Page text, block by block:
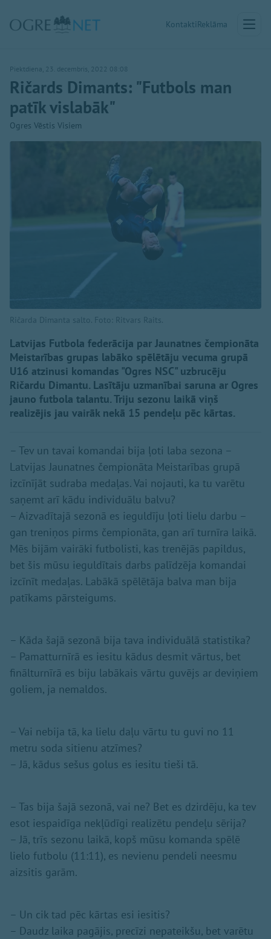
KontaktiReklāma
Piektdiena, 23. decembris, 2022 08:08
Ričards Dimants: "Futbols man
patīk vislabāk"
Ogres Vēstis Visiem
Ričarda Dimanta salto. Foto: Ritvars Raits.
Latvijas Futbola federācija par Jaunatnes čempionāta
Meistarības grupas labāko spēlētāju vecuma grupā
U16 atzinusi komandas "Ogres NSC" uzbrucēju
Ričardu Dimantu. Lasītāju uzmanībai saruna ar Ogres
jauno futbola talantu. Triju sezonu laikā viņš
realizējis jau vairāk nekā 15 pendeļu pēc kārtas.
– Tev un tavai komandai bija ļoti laba sezona –
Latvijas Jaunatnes čempionāta Meistarības grupā
izcīnījāt sudraba medaļas. Vai nojauti, ka tu varētu
saņemt arī kādu individuālu balvu?
– Aizvadītajā sezonā es ieguldīju ļoti lielu darbu –
gan treniņos pirms čempionāta, gan arī turnīra laikā.
Mēs bijām vairāki futbolisti, kas trenējās papildus,
bet šis mūsu ieguldītais darbs palīdzēja komandai
izcīnīt medaļas. Labākā spēlētāja balva man bija
patīkams pārsteigums.
– Kāda šajā sezonā bija tava individuālā statistika?
– Pamatturnīrā es iesitu kādus desmit vārtus, bet
finālturnīrā es biju labākais vārtu guvējs ar deviņiem
goliem, ja nemaldos.
– Vai nebija tā, ka lielu daļu vārtu tu guvi no 11
metru soda sitienu atzīmes?
– Jā, kādus sešus golus es iesitu tieši tā.
– Tas bija šajā sezonā, vai ne? Bet es dzirdēju, ka tev
esot iespaidīga nekļūdīgi realizētu pendeļu sērija?
– Jā, trīs sezonu laikā, kopš mūsu komanda spēlē
lielo futbolu (11:11), es nevienu pendeli neesmu
aizsitis garām.
– Un cik tad pēc kārtas esi iesitis?
– Daudz laika pagājis, precīzi nepateikšu, bet varētu